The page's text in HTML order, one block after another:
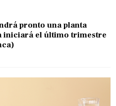
pronto una planta
iniciará el último trimestre